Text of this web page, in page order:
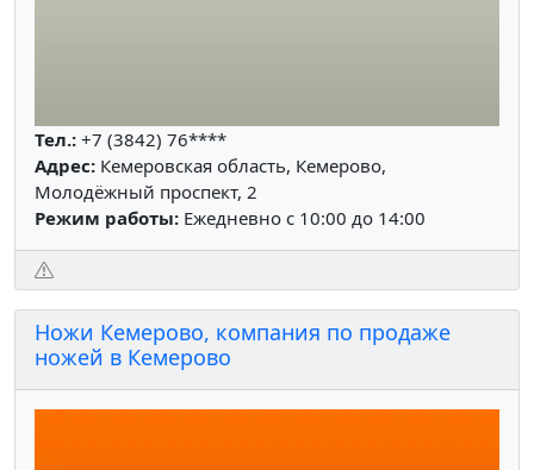
Тел.: +7 (3842) 76****
Адрес: Кемеровская область, Кемерово,
Молодёжный проспект, 2
Режим работы: Ежедневно с 10:00 до 14:00
Ножи Кемерово, компания по продаже
ножей в Кемерово